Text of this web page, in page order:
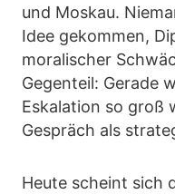
und Moskau.
Idee gekommen,
moralischer
Gegenteil: Gerade
Eskalation so groß
Gespräch als
Heute scheint sich